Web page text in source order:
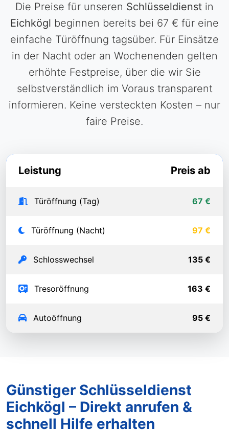
Die Preise für unseren Schlüsseldienst in
Eichkögl beginnen bereits bei 67 € für eine
einfache Türöffnung tagsüber. Für Einsätze
in der Nacht oder an Wochenenden gelten
erhöhte Festpreise, über die wir Sie
selbstverständlich im Voraus transparent
informieren. Keine versteckten Kosten – nur
faire Preise.
Leistung Preis ab
Türöffnung (Tag) 67 €
Türöffnung (Nacht) 97 €
Schlosswechsel 135 €
Tresoröffnung 163 €
Autoöffnung 95 €
Günstiger Schlüsseldienst
Eichkögl – Direkt anrufen &
schnell Hilfe erhalten